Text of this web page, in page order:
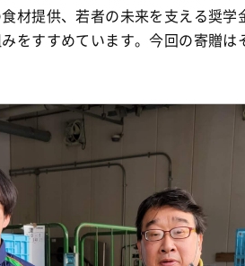
材提供、若者の未来を支える奨学
をすすめています。今回の寄贈は